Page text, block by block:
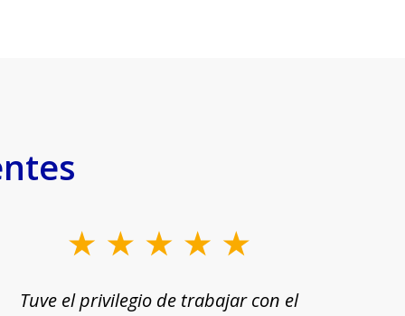
Tuve el privilegio de trabajar con el